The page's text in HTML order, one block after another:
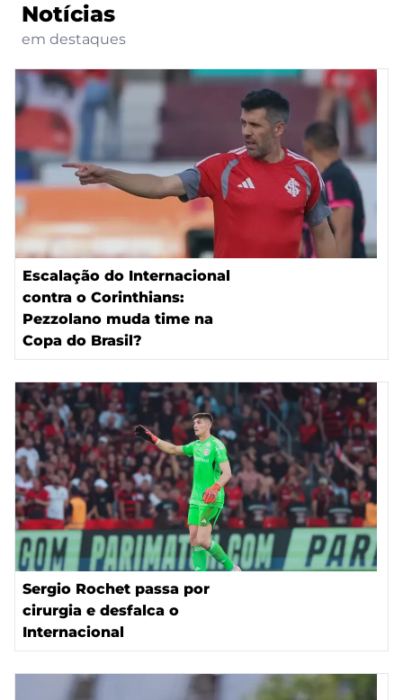
Notícias
em destaques
Escalação do Internacional
contra o Corinthians:
Pezzolano muda time na
Copa do Brasil?
Sergio Rochet passa por
cirurgia e desfalca o
Internacional